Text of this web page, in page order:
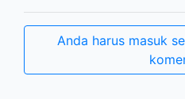
Anda harus masuk